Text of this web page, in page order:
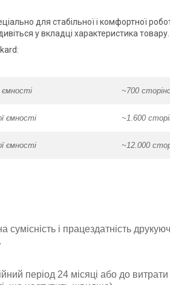
для стабільної і комфортної
у вкладці характеристика товару.
~700
ємності ~1.600
ємності ~12.000
сумісність і працездатність
період 24 місяці або до